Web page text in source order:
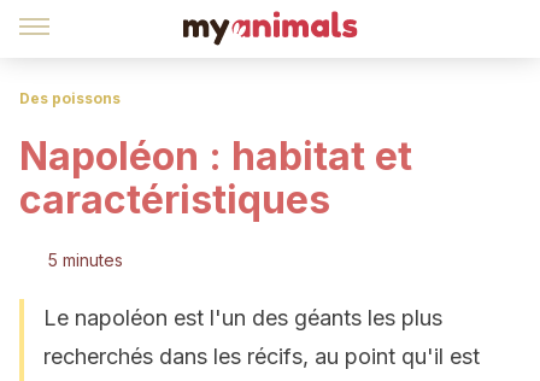
Des poissons
Napoléon : habitat et
caractéristiques
5 minutes
Le napoléon est l'un des géants les plus
recherchés dans les récifs, au point qu'il est